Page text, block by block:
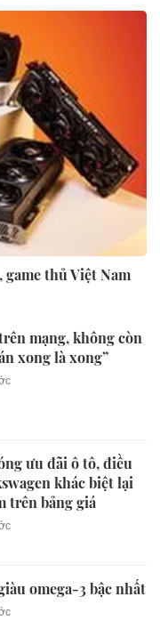
game thủ Việt Nam
mạng, không còn
xong là xong”
ưu đãi ô tô, điều
khác biệt lại
trên bảng giá
omega-3 bậc nhất